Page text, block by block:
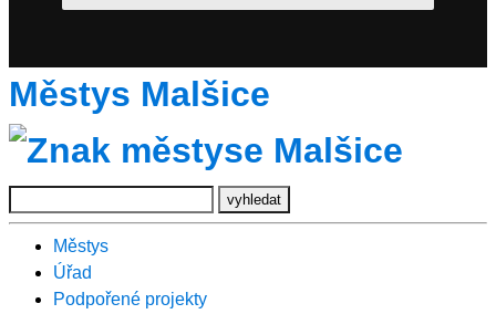
Městys Malšice
Městys
Úřad
Podpořené projekty